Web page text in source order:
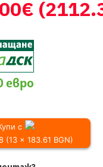
евро
с
(13 x 183.61 BGN)